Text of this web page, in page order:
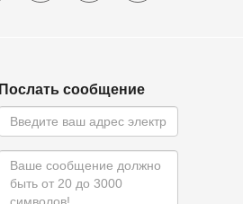
Послать сообщение